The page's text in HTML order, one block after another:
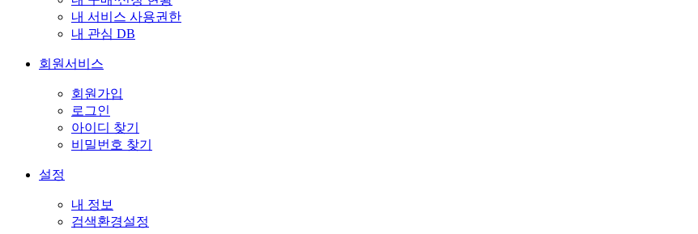
내 서비스 사용권한
내 관심 DB
회원서비스
회원가입
로그인
아이디 찾기
비밀번호 찾기
설정
내 정보
검색환경설정